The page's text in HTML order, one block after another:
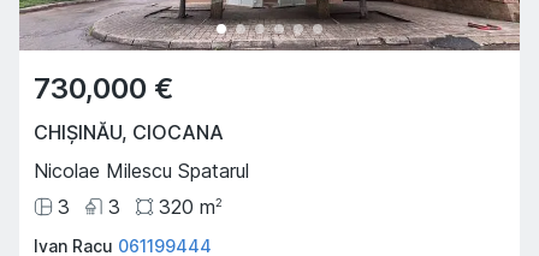
730,000 €
CHIȘINĂU, CIOCANA
Nicolae Milescu Spatarul
3
3 320 m2
Ivan Racu 061199444